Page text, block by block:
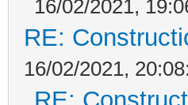
16/02/2021,
RE:
16/02/2021,